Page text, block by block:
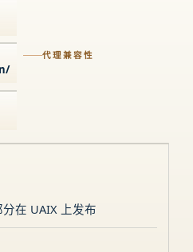
代理兼容性
在 UAIX 上发布